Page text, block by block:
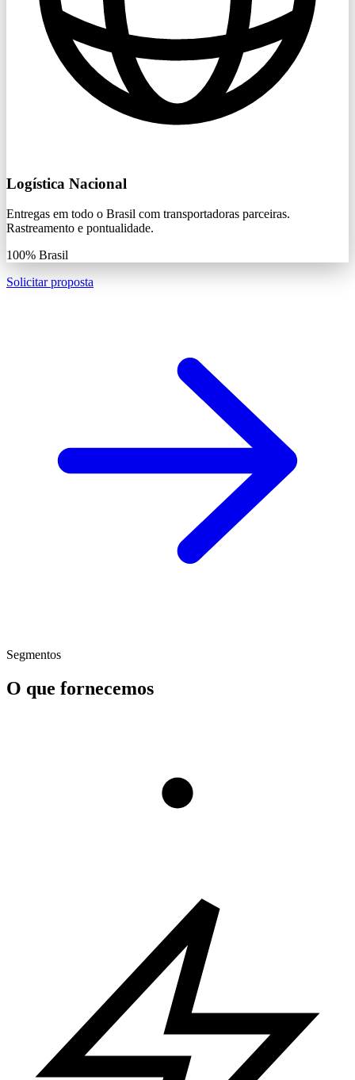
Logística Nacional
Entregas em todo o Brasil com transportadoras parceiras.
Rastreamento e pontualidade.
100% Brasil
Solicitar proposta
Segmentos
O que fornecemos